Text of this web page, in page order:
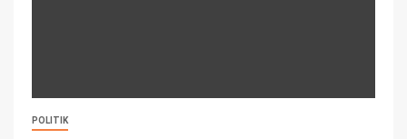
POLITIK